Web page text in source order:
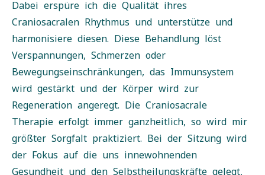
Dabei erspüre ich die Qualität ihres
Craniosacralen Rhythmus und unterstütze und
harmonisiere diesen. Diese Behandlung löst
Verspannungen, Schmerzen oder
Bewegungseinschränkungen, das Immunsystem
wird gestärkt und der Körper wird zur
Regeneration angeregt. Die Craniosacrale
Therapie erfolgt immer ganzheitlich, so wird mir
größter Sorgfalt praktiziert. Bei der Sitzung wird
der Fokus auf die uns innewohnenden
Gesundheit und den Selbstheilungskräfte gelegt,